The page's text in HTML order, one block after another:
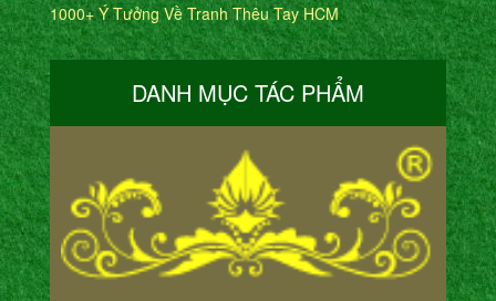
1000+ Ý Tưởng Về Tranh Thêu Tay HCM
DANH MỤC TÁC PHẨM